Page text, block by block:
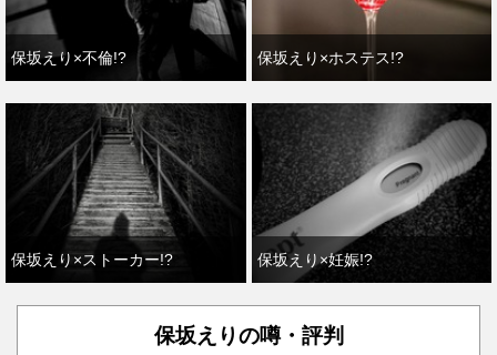
保坂えり×不倫!? 保坂えり×ホステス!?
保坂えり×ストーカー!? 保坂えり×妊娠!?
保坂えりの噂・評判